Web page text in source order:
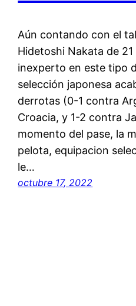
Aún contando con el
Hidetoshi Nakata de
inexperto en este tipo
selección japonesa
derrotas (0-1 contra
Croacia, y 1-2 contra
momento del pase, la
pelota, equipacion
le…
octubre 17, 2022